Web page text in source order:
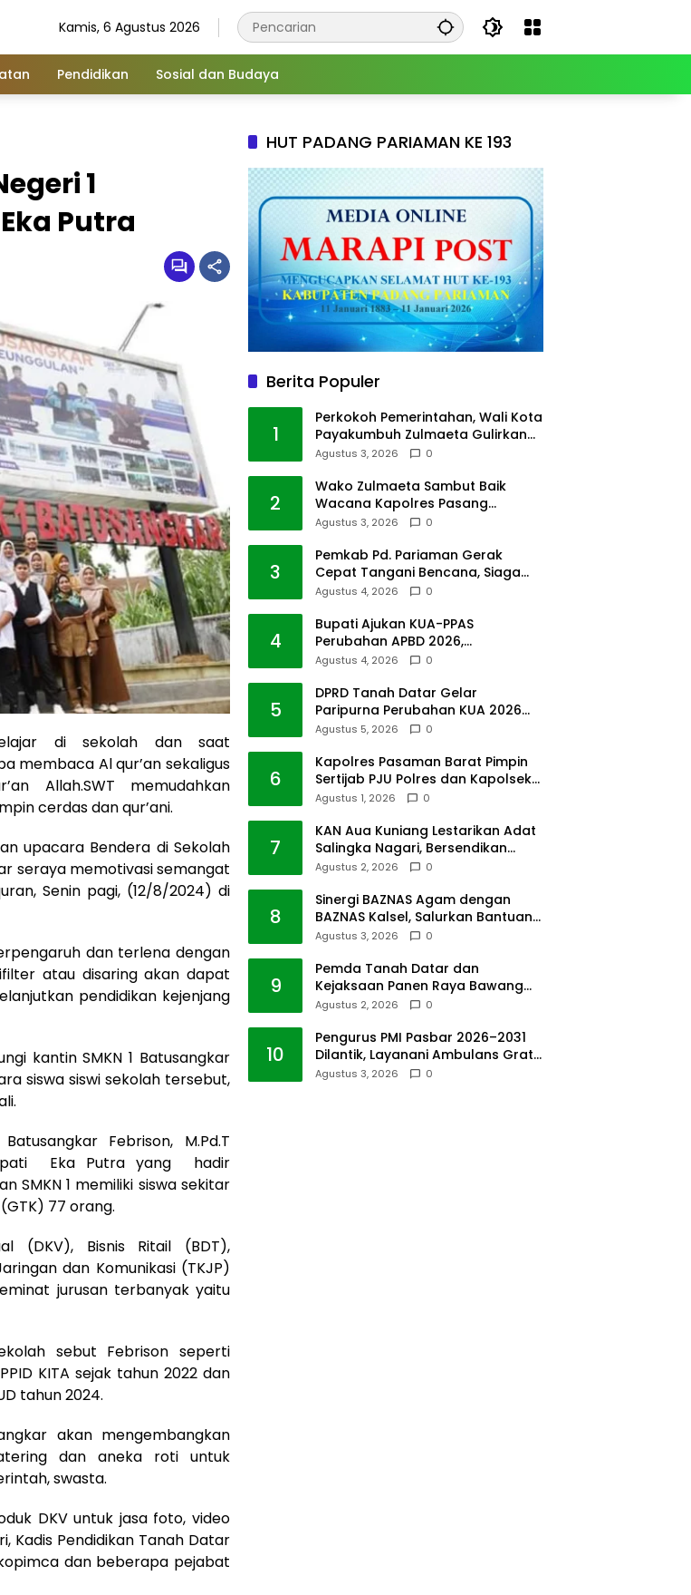
Kamis, 6 Agustus 2026
Pendidikan Sosial dan Budaya
1
Putra
di sekolah dan saat
membaca Al qur’an sekaligus
Allah.SWT memudahkan
cerdas dan qur’ani.
upacara Bendera di Sekolah
seraya memotivasi semangat
Senin pagi, (12/8/2024) di
dan terlena dengan
atau disaring akan dapat
pendidikan kejenjang
kantin SMKN 1 Batusangkar
siswa siswi sekolah tersebut,
Febrison, M.Pd.T
Eka Putra yang hadir
SMKN 1 memiliki siswa sekitar
77 orang.
(DKV), Bisnis Ritail (BDT),
dan Komunikasi (TKJP)
jurusan terbanyak yaitu
sebut Febrison seperti
KITA sejak tahun 2022 dan
tahun 2024.
akan mengembangkan
dan aneka roti untuk
swasta.
DKV untuk jasa foto, video
Kadis Pendidikan Tanah Datar
dan beberapa pejabat
HUT PADANG PARIAMAN KE 193
Berita Populer
1
Perkokoh Pemerintahan, Wali Kota
Payakumbuh Zulmaeta Gulirkan
Jabatan
Agustus 3, 2026 0
2
Wako Zulmaeta Sambut Baik
Wacana Kapolres Pasang
Kamera Pantau Lalin
Agustus 3, 2026 0
3
Pemkab Pd. Pariaman Gerak
Cepat Tangani Bencana, Siaga
Cuaca Ekstrem
Agustus 4, 2026 0
4
Bupati Ajukan KUA-PPAS
Perubahan APBD 2026,
Pendapatan Pasbar Naik 15
Agustus 4, 2026 0
5
DPRD Tanah Datar Gelar
Paripurna Perubahan KUA 2026
dan PPAS Tahun 2027
Agustus 5, 2026 0
6
Kapolres Pasaman Barat Pimpin
Sertijab PJU Polres dan Kapolsek
Sungai Beremas
Agustus 1, 2026 0
7
KAN Aua Kuniang Lestarikan Adat
Salingka Nagari, Bersendikan
Kitabullah
Agustus 2, 2026 0
8
Sinergi BAZNAS Agam dengan
BAZNAS Kalsel, Salurkan Bantuan
Bencana Alam
Agustus 3, 2026 0
9
Pemda Tanah Datar dan
Kejaksaan Panen Raya Bawang
Merah di Sawah Tangah
Agustus 2, 2026 0
10
Pengurus PMI Pasbar 2026–2031
Dilantik, Layanani Ambulans Gratis
ke Padang
Agustus 3, 2026 0